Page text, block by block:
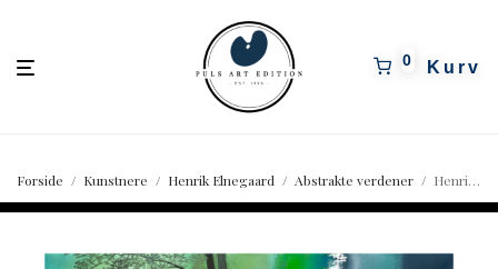
0
Forside / Kunstnere / Henrik Elnegaard / Abstrakte verdener / Henrik Elnegaard – Fragments of nature